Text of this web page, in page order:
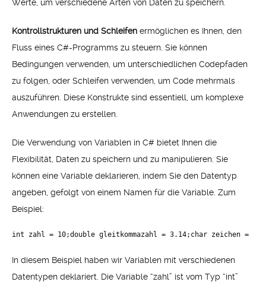
Werte, um verschiedene Arten von Daten zu speichern.
Kontrollstrukturen und Schleifen ermöglichen es Ihnen, den
Fluss eines C#-Programms zu steuern. Sie können
Bedingungen verwenden, um unterschiedlichen Codepfaden
zu folgen, oder Schleifen verwenden, um Code mehrmals
auszuführen. Diese Konstrukte sind essentiell, um komplexe
Anwendungen zu erstellen.
Die Verwendung von Variablen in C# bietet Ihnen die
Flexibilität, Daten zu speichern und zu manipulieren. Sie
können eine Variable deklarieren, indem Sie den Datentyp
angeben, gefolgt von einem Namen für die Variable. Zum
Beispiel:
int zahl = 10;double gleitkommazahl = 3.14;char zeichen =
In diesem Beispiel haben wir Variablen mit verschiedenen
Datentypen deklariert. Die Variable “zahl” ist vom Typ “int”